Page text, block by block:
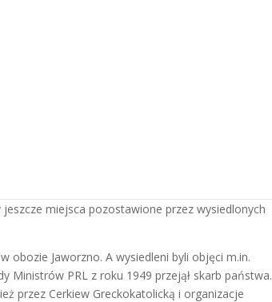
zwane wówczas Ziemiami Odzyskanymi. Była to
PRL na podstawie decyzji Biura
wówczas jedyną w Polsce jednostką
polskich narodowości ukraińskiej. Uzasadnienie
polityki zmierzającej do „oczyszczenia” tych
liczyły nieco ponad 1000 uzbrojonych
Wojska Polskiego.
za Ukraińców a często kryteria były
i prawosławnego. Przesiedleni Ukraińcy
Koszalińskiego, Szczecińskiego,
miejsca pozostawione przez wysiedlonych
obozie Jaworzno. A wysiedleni byli objęci m.in.
Ministrów PRL z roku 1949 przejął skarb państwa.
przez Cerkiew Greckokatolicką i organizacje